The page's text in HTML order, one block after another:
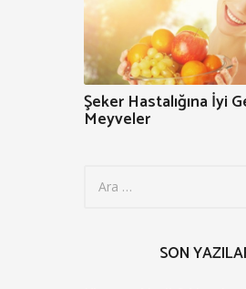
Şeker Hastalığına İyi
Meyveler
SON